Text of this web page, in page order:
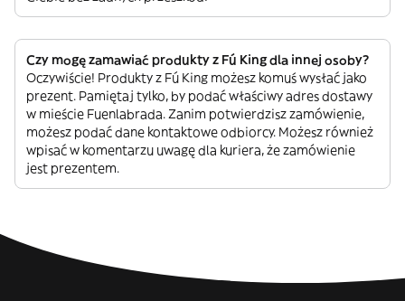
Czy mogę zamawiać produkty z Fú King dla innej osoby?
Oczywiście! Produkty z Fú King możesz komuś wysłać jako
prezent. Pamiętaj tylko, by podać właściwy adres dostawy
w mieście Fuenlabrada. Zanim potwierdzisz zamówienie,
możesz podać dane kontaktowe odbiorcy. Możesz również
wpisać w komentarzu uwagę dla kuriera, że zamówienie
jest prezentem.